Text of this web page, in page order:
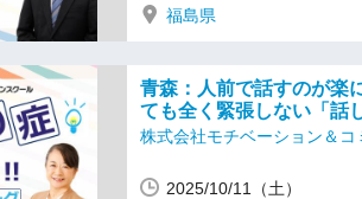
福島県
青森：人前で話すのが楽
ても全く緊張しない「話
株式会社モチベーション＆コ
2025/10/11（土）